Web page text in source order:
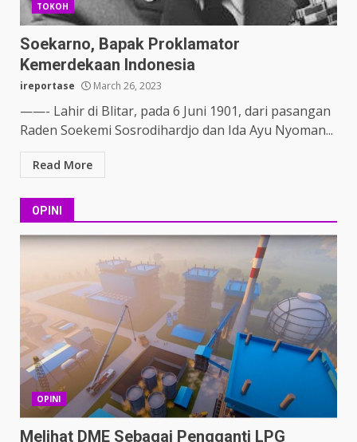
TOKOH
Soekarno, Bapak Proklamator
Kemerdekaan Indonesia
ireportase March 26, 2023
——- Lahir di Blitar, pada 6 Juni 1901, dari pasangan
Raden Soekemi Sosrodihardjo dan Ida Ayu Nyoman...
Read More
OPINI
OPINI
Melihat DME Sebagai Pengganti LPG